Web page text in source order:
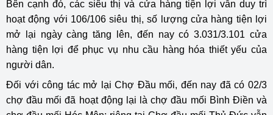
Bên cạnh đó, các siêu thị và cửa hàng tiện lợi vẫn duy trì
hoạt động với 106/106 siêu thị, số lượng cửa hàng tiện lợi
mở lại ngày càng tăng lên, đến nay có 3.031/3.101 cửa
hàng tiện lợi để phục vụ nhu cầu hàng hóa thiết yếu của
người dân.
Đối với công tác mở lại Chợ Đầu mối, đến nay đã có 02/3
chợ đầu mối đã hoạt động lại là chợ đầu mối Bình Điền và